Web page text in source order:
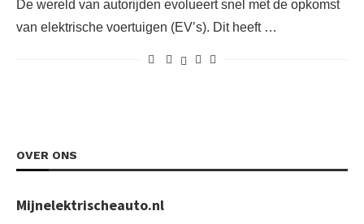
De wereld van autorijden evolueert snel met de opkomst
van elektrische voertuigen (EV’s). Dit heeft …
OVER ONS
Mijnelektrischeauto.nl